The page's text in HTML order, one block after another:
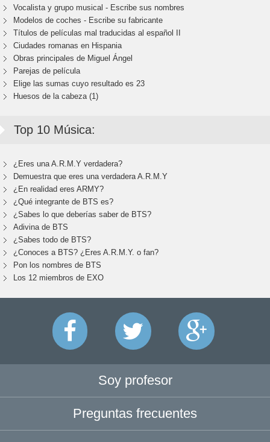
Vocalista y grupo musical - Escribe sus nombres
Modelos de coches - Escribe su fabricante
Títulos de películas mal traducidas al español II
Ciudades romanas en Hispania
Obras principales de Miguel Ángel
Parejas de película
Elige las sumas cuyo resultado es 23
Huesos de la cabeza (1)
Top 10 Música:
¿Eres una A.R.M.Y verdadera?
Demuestra que eres una verdadera A.R.M.Y
¿En realidad eres ARMY?
¿Qué integrante de BTS es?
¿Sabes lo que deberías saber de BTS?
Adivina de BTS
¿Sabes todo de BTS?
¿Conoces a BTS? ¿Eres A.R.M.Y. o fan?
Pon los nombres de BTS
Los 12 miembros de EXO
Soy profesor
Preguntas frecuentes